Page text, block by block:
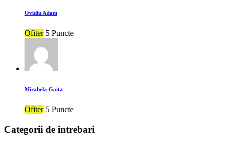
Ovidiu Adam
Ofiter 5 Puncte
Mirabela Gaita
Ofiter 5 Puncte
Categorii de intrebari